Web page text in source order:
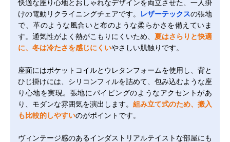
快適な座り心地とおしゃれなデザインを両立させた、一人掛
けの電動リクライニングチェアです。
レザーテックスの張地
で、革のような風合いと布のような柔らかさを備えていま
す。通気性がよく熱がこもりにくいため、 夏はさらりと快適
に、冬は冷たさを感じにくいやさしい肌触りです。
座面にはポケットコイルとウレタンフォームを使用し、背と
ひじ掛けには、シリコンフィルを詰めて、包み込むような座
り心地を実現。張地にパイピングのようなアクセントがあ
り、モダンな雰囲気を演出します。 組み立て式のため、搬入
も比較的しやすいのがポイントです。
ヴィンテージ感のあるインダストリアルテイストな部屋にも